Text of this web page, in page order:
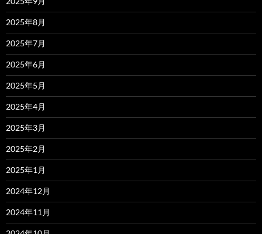
2025年8月
2025年7月
2025年6月
2025年5月
2025年4月
2025年3月
2025年2月
2025年1月
2024年12月
2024年11月